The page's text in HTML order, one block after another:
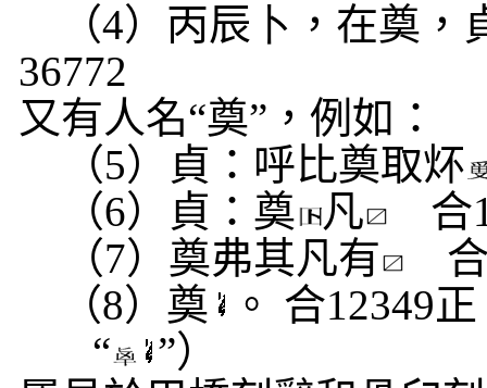
（4）丙辰 卜 ，在奠，
36772
又有人名“奠”，例如：
（5）貞：呼比奠取炋
（6）貞：奠 凡 合
（7）奠弗其凡有
（8）奠 。 合12349
“
”）